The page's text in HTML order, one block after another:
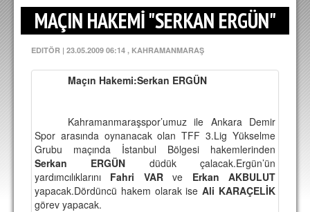
FİKSTÜR
KADRO
A TAKIM KADROSU
TEKNİK KADRO
TARAFTAR
BİLETLER
DEPLASMAN
MAÇIN HAKEMİ "SERKAN ERGÜN"
EDITÖR | 23.05.2009 06:14 , KAHRAMANMARAŞ
Maçın Hakemi:Serkan ERGÜN
Kahramanmaraşspor’umuz ile Ankara Demir
Spor arasında oynanacak olan TFF 3.Lig Yükselme
Grubu maçında İstanbul Bölgesi hakemlerinden
Serkan ERGÜN düdük çalacak.Ergün’ün
yardımcılıklarını Fahri VARve Erkan AKBULUT
yapacak.Dördüncü hakem olarak iseAli KARAÇELİK
görev yapacak.